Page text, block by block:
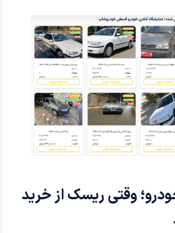
وقتی ریسک از خرید